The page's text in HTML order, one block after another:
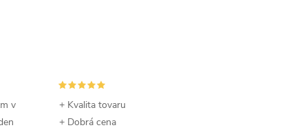
v
+ Kvalita tovaru
+ Dobrá cena